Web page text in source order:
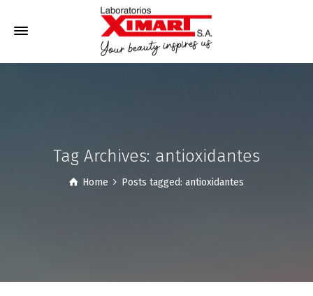
Tag Archives: antioxidantes
Home Posts tagged: antioxidantes